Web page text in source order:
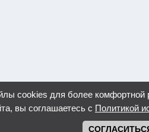
cookies для более
вы соглашаетесь с Политикой